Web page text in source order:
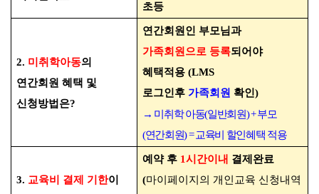
초등
2. 미취학아동의
연간회원 혜택 및
신청방법은?
연간회원인 부모님과
가족회원으로 등록되어야
혜택적용 (LMS
로그인후 가족회원 확인)
→ 미취학 아동(일반회원) +부모
(연간회원) =교육비 할인혜택 적용
3. 교육비 결제 기한이
예약 후 1시간이내 결제완료
(마이페이지의 개인교육 신청내역